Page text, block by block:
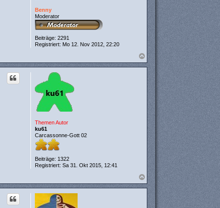
Benny
Moderator
Beiträge: 2291
Registriert: Mo 12. Nov 2012, 22:20
N
a
c
e
n
Themen Autor
ku61
Carcassonne-Gott 02
Beiträge: 1322
Registriert: Sa 31. Okt 2015, 12:41
N
a
c
h
o